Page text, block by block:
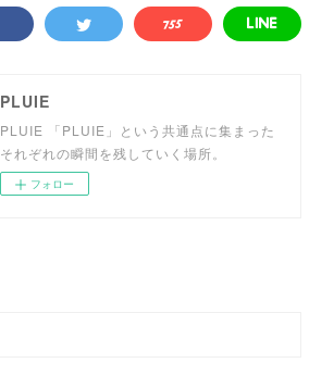
PLUIE
PLUIE 「PLUIE」という共通点に集まった
それぞれの瞬間を残していく場所。
フォロー